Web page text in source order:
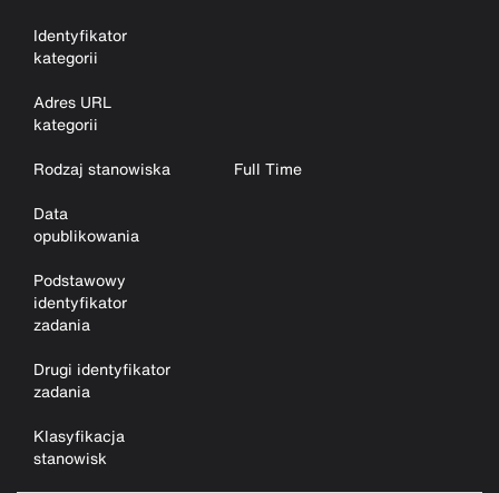
Identyfikator
kategorii
Adres URL
kategorii
Rodzaj stanowiska
Full Time
Data
opublikowania
Podstawowy
identyfikator
zadania
Drugi identyfikator
zadania
Klasyfikacja
stanowisk